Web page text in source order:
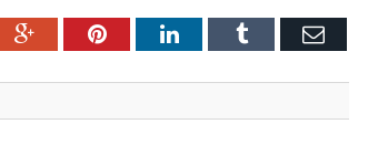
Google+PinterestLinkedInTumblr Email